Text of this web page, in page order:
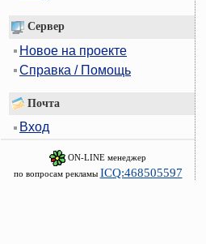
Сервер
Новое на проекте
Справка / Помощь
Почта
Вход
ON-LINE менеджер
по вопросам рекламы ICQ:468505597